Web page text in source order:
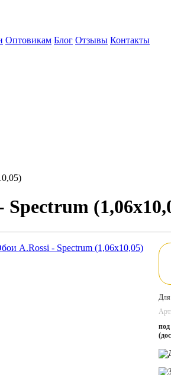
Оптовикам Блог Отзывы Контакты
Spectrum
Для
под